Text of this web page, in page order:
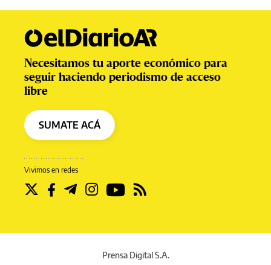
Vivimos en redes
Necesitamos tu aporte económico para
seguir haciendo periodismo de acceso
libre
SUMATE ACÁ
Prensa Digital S.A.